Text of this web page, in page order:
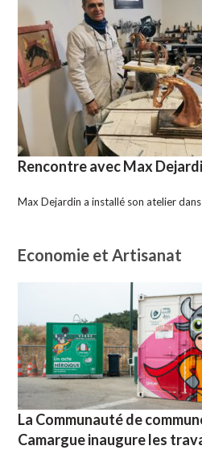
Rencontre avec Max
Max Dejardin a installé son atelier
Economie et Artisanat
La Communauté de
Camargue inaugure les